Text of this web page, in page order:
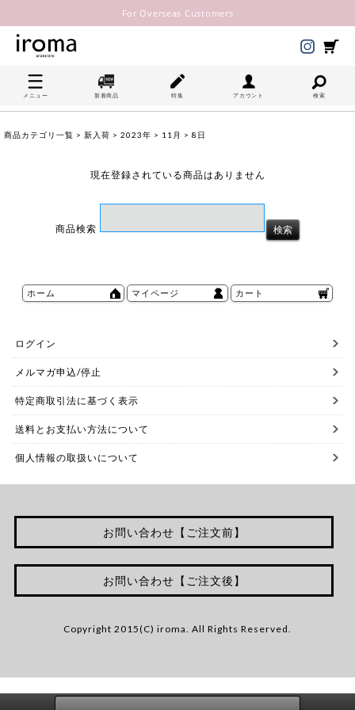
For Overseas Customers
メニュー 新着商品 特集 アカウント 検索
商品カテゴリ一覧 > 新入荷 > 2023年 > 11月 > 8日
現在登録されている商品はありません
商品検索
ホーム マイページ カート
ログイン
メルマガ申込/停止
特定商取引法に基づく表示
送料とお支払い方法について
個人情報の取扱いについて
お問い合わせ【ご注文前】
お問い合わせ【ご注文後】
Copyright 2015(C) iroma. All Rights Reserved.